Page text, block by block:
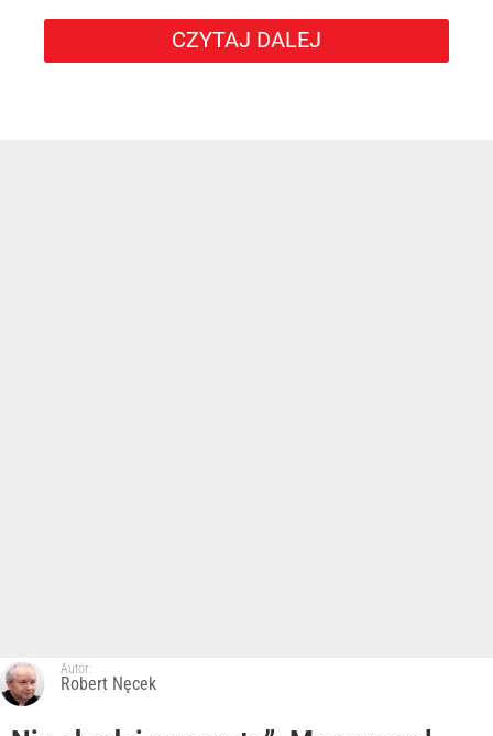
CZYTAJ DALEJ
Autor:
Robert Nęcek